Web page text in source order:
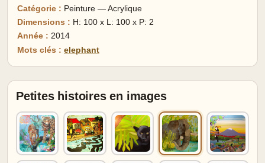
Catégorie : Peinture — Acrylique
Dimensions : H: 100 x L: 100 x P: 2
Année : 2014
Mots clés : elephant
Petites histoires en images